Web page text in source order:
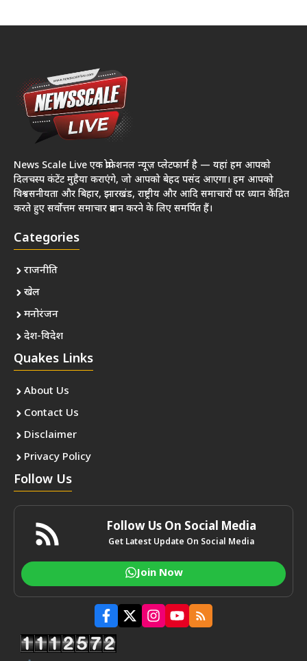
News Scale Live एक प्रोफेशनल न्यूज़ प्लेटफार्म है — यहां हम आपको
दिलचस्प कंटेंट मुहैया कराएंगे, जो आपको बेहद पसंद आएगा। हम आपको
विश्वसनीयता और बिहार, झारखंड, राष्ट्रीय और आदि समाचारों पर ध्यान केंद्रित
करते हुए सर्वोत्तम समाचार प्रदान करने के लिए समर्पित हैं।
Categories
राजनीति
खेल
मनोरंजन
देश-विदेश
Quakes Links
About Us
Contact Us
Disclaimer
Privacy Policy
Follow Us
Follow Us On Social Media
Get Latest Update On Social Media
Join Now